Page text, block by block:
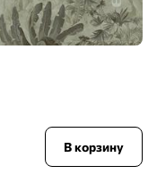
В корзину